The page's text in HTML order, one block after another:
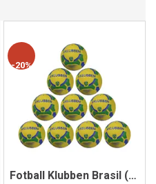
20%
Fotball Klubben Brasil (10)